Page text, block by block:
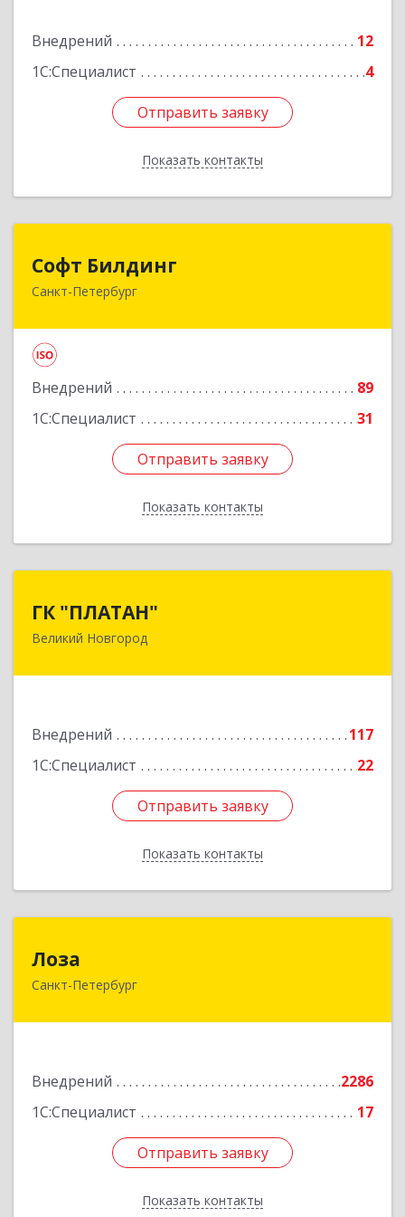
Внедрений
12
1С:Специалист
4
Отправить заявку
Показать контакты
Подробнее
Отправить заявку
Назад
Софт Билдинг
Санкт-Петербург
Внедрений
89
1С:Специалист
31
Отправить заявку
Показать контакты
194044, Санкт-Петербург г, Смолячкова ул, дом
Отправить заявку
Назад
ГК "ПЛАТАН"
Великий Новгород
Внедрений
117
1С:Специалист
22
Отправить заявку
Показать контакты
173003, Новгородская обл, Великий Новгород
Подробнее
Отправить заявку
Назад
Лоза
Санкт-Петербург
Внедрений
2286
1С:Специалист
17
Отправить заявку
Показать контакты
194044, Санкт-Петербург г, Выборгская наб,
Отправить заявку
Назад